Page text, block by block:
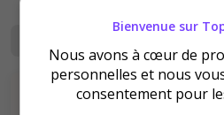
Bienvenue sur
Nous avons à cœur de
personnelles et nous
consentement pour